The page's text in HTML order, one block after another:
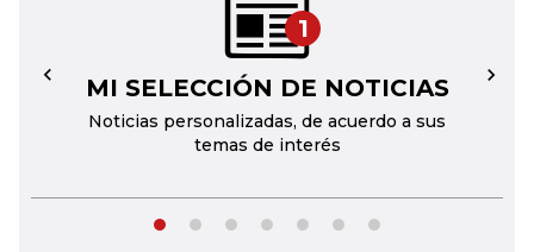
1
MI SELECCIÓN DE NOTICIAS
Noticias personalizadas, de acuerdo a sus
temas de interés
← →